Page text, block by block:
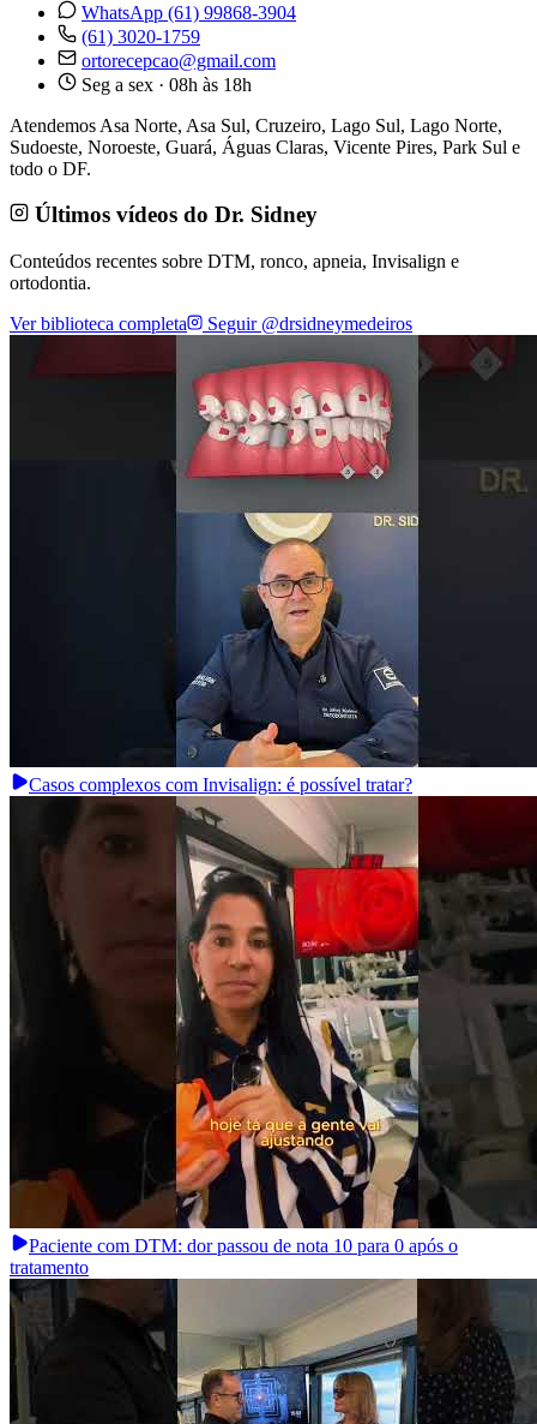
WhatsApp (61) 99868-3904
(61) 3020-1759
ortorecepcao@gmail.com
Seg a sex · 08h às 18h
Atendemos Asa Norte, Asa Sul, Cruzeiro, Lago Sul, Lago Norte,
Sudoeste, Noroeste, Guará, Águas Claras, Vicente Pires, Park Sul e
todo o DF.
Últimos vídeos do Dr. Sidney
Conteúdos recentes sobre DTM, ronco, apneia, Invisalign e
ortodontia.
Ver biblioteca completa
Seguir @drsidneymedeiros
Casos complexos com Invisalign: é possível tratar?
Paciente com DTM: dor passou de nota 10 para 0 após o
tratamento